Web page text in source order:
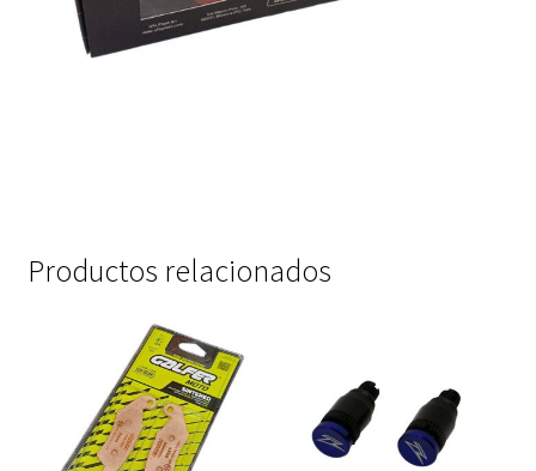
Productos relacionados